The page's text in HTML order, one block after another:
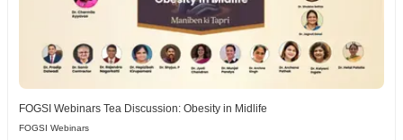
FOGSI Webinars Tea Discussion: Obesity in Midlife
FOGSI Webinars